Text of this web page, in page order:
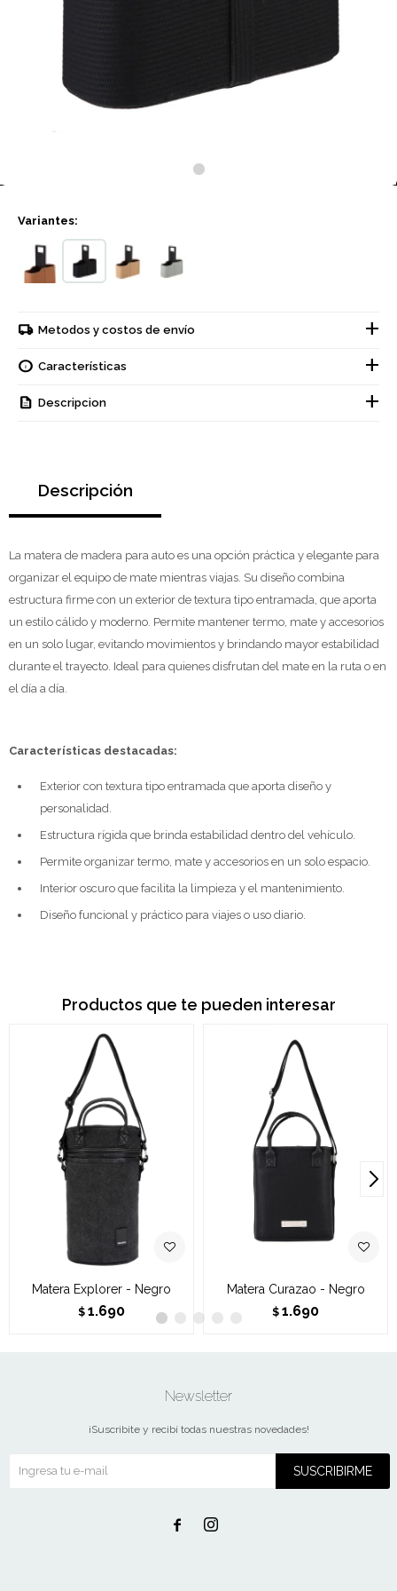
Variantes:
Metodos y costos de envío
Características
Descripcion
Descripción
La matera de madera para auto es una opción práctica y elegante para
organizar el equipo de mate mientras viajas. Su diseño combina
estructura firme con un exterior de textura tipo entramada, que aporta
un estilo cálido y moderno. Permite mantener termo, mate y accesorios
en un solo lugar, evitando movimientos y brindando mayor estabilidad
durante el trayecto. Ideal para quienes disfrutan del mate en la ruta o en
el día a día.
Características destacadas:
Exterior con textura tipo entramada que aporta diseño y
personalidad.
Estructura rígida que brinda estabilidad dentro del vehículo.
Permite organizar termo, mate y accesorios en un solo espacio.
Interior oscuro que facilita la limpieza y el mantenimiento.
Diseño funcional y práctico para viajes o uso diario.
Productos que te pueden interesar
Matera Explorer - Negro
$ 1.690
Matera Curazao - Negro
$ 1.690
Newsletter
¡Suscribite y recibí todas nuestras novedades!
SUSCRIBIRME
 